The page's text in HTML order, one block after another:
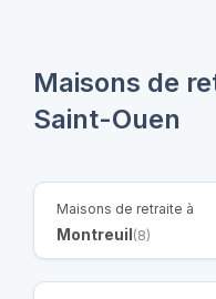
Maisons de
Saint-Ouen
Maisons de retraite à
Montreuil(8)